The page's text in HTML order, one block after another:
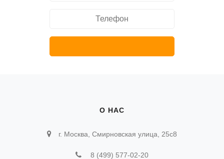
О НАС
г. Москва, Смирновская улица, 25с8
8 (499) 577-02-20